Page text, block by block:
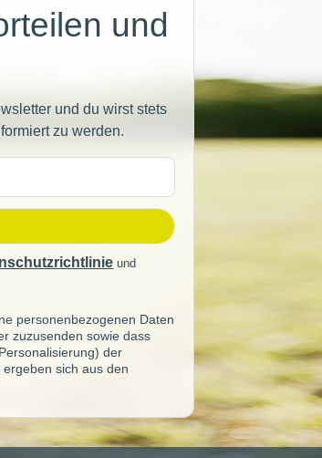
und
und du wirst stets
zu werden.
und
personenbezogenen Daten
zuzusenden sowie dass
der
sich aus den